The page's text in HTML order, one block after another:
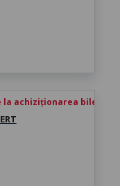
la achiziționarea biletului